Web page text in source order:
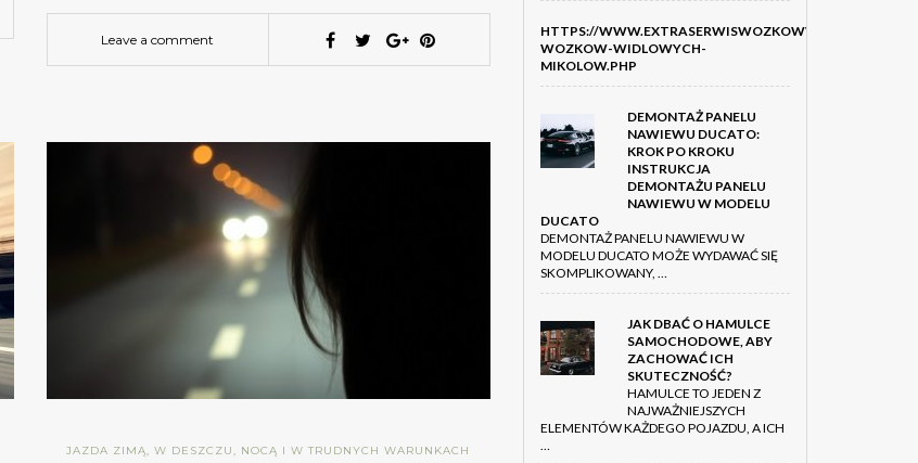
Leave a comment
JAZDA ZIMĄ, W DESZCZU, NOCĄ I W TRUDNYCH WARUNKACH
HTTPS://WWW.EXTRASERWISWOZKOWWIDLOWYCH.PL/
WOZKOW-WIDLOWYCH-
MIKOLOW.PHP
DEMONTAŻ PANELU
NAWIEWU DUCATO:
KROK PO KROKU
INSTRUKCJA
DEMONTAŻU PANELU
NAWIEWU W MODELU
DUCATO
DEMONTAŻ PANELU NAWIEWU W
MODELU DUCATO MOŻE WYDAWAĆ SIĘ
SKOMPLIKOWANY, …
JAK DBAĆ O HAMULCE
SAMOCHODOWE, ABY
ZACHOWAĆ ICH
SKUTECZNOŚĆ?
HAMULCE TO JEDEN Z
NAJWAŻNIEJSZYCH
ELEMENTÓW KAŻDEGO POJAZDU, A ICH
…